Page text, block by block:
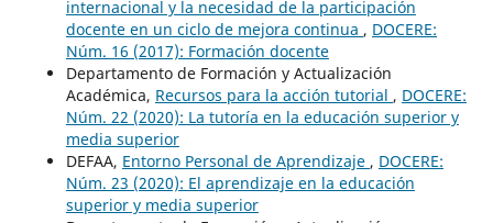
internacional y la necesidad de la participación
docente en un ciclo de mejora continua , DOCERE:
Núm. 16 (2017): Formación docente
Departamento de Formación y Actualización
Académica, Recursos para la acción tutorial , DOCERE:
Núm. 22 (2020): La tutoría en la educación superior y
media superior
DEFAA, Entorno Personal de Aprendizaje , DOCERE:
Núm. 23 (2020): El aprendizaje en la educación
superior y media superior